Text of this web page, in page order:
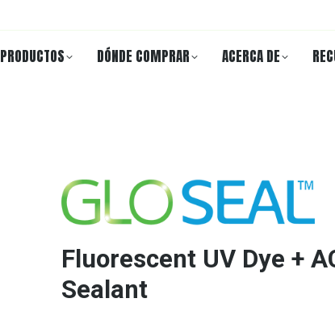
PRODUCTOS DÓNDE COMPRAR ACERCA DE
Fluorescent UV Dye +
Sealant